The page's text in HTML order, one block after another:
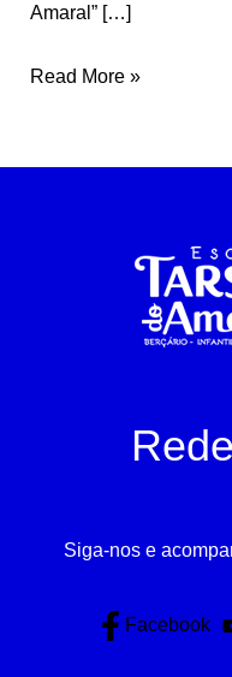
Amaral” […]
Read More »
Siga-nos e
Facebook